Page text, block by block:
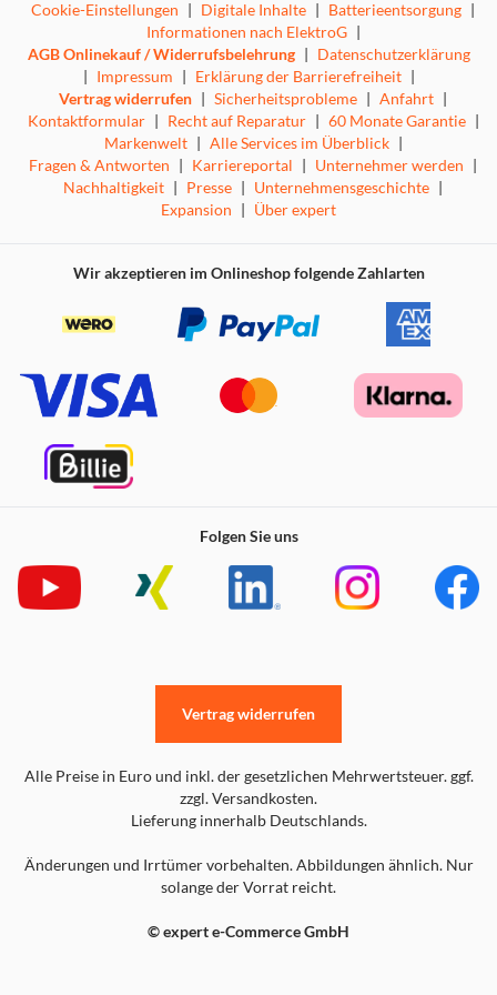
Cookie-Einstellungen | Digitale Inhalte | Batterieentsorgung |
Informationen nach ElektroG |
AGB Onlinekauf / Widerrufsbelehrung | Datenschutzerklärung
| Impressum | Erklärung der Barrierefreiheit |
Vertrag widerrufen | Sicherheitsprobleme | Anfahrt |
Kontaktformular | Recht auf Reparatur | 60 Monate Garantie |
Markenwelt | Alle Services im Überblick |
Fragen & Antworten | Karriereportal | Unternehmer werden |
Nachhaltigkeit | Presse | Unternehmensgeschichte |
Expansion | Über expert
Wir akzeptieren im Onlineshop folgende Zahlarten
Folgen Sie uns
Alle Preise in Euro und inkl. der gesetzlichen Mehrwertsteuer. ggf.
zzgl. Versandkosten.
Lieferung innerhalb Deutschlands.
Änderungen und Irrtümer vorbehalten. Abbildungen ähnlich. Nur
solange der Vorrat reicht.
© expert e-Commerce GmbH
Vertrag widerrufen